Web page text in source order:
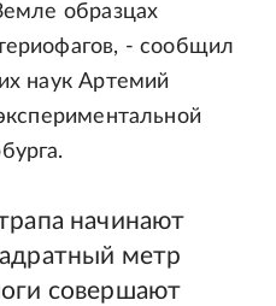
образцах
- сообщил
наук Артемий
начинают
метр
совершают